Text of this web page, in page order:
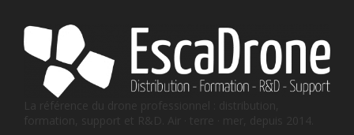
La référence du drone professionnel : distribution,
formation, support et R&D. Air · terre · mer, depuis 2014.